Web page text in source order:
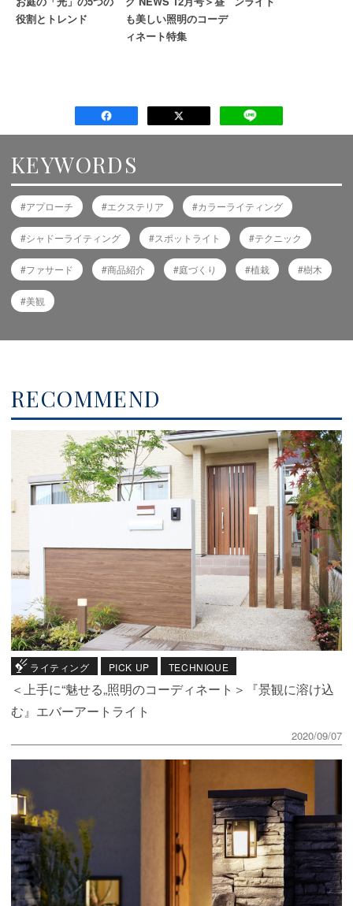
役割とトレンド
も美しい照明のコーデ
ィネート特集
KEYWORDS
アプローチ エクステリア カラーライティング
シャドーライティング スポットライト テクニック
ファサード 商品紹介 庭づくり 植栽 樹木
美観
RECOMMEND
ライティング PICK UP TECHNIQUE
＜上手に“魅せる„照明のコーディネート＞『景観に溶け込
む』エバーアートライト
2020/09/07